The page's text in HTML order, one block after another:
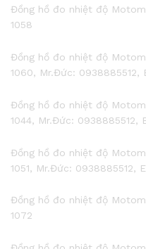
Đồng hồ đo nhiệt độ
1058
Đồng hồ đo nhiệt độ
1060, Mr.Đức: 0938885512,
Đồng hồ đo nhiệt độ
1044, Mr.Đức: 0938885512,
Đồng hồ đo nhiệt độ
1051, Mr.Đức: 0938885512,
Đồng hồ đo nhiệt độ
1072